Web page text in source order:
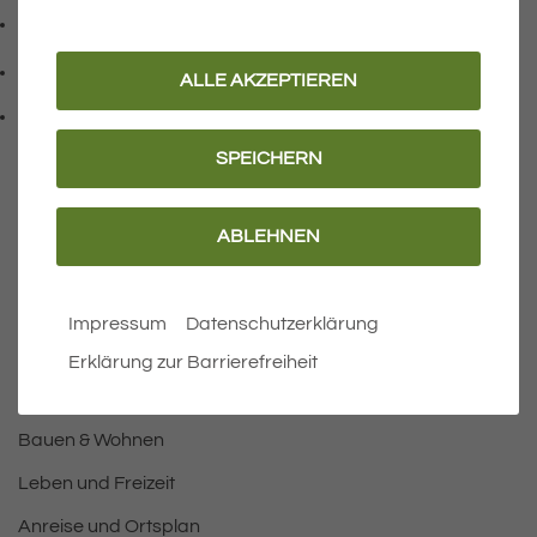
info@eriskirch.de
E-Mail Adresse: info@eriskirch.de
Adresse:
Wichtige Links
Öffnungszeiten Rathaus
Bauen & Wohnen
Leben und Freizeit
Anreise und Ortsplan
ALLE AKZEPTIEREN
SPEICHERN
ABLEHNEN
Impressum
Datenschutzerklärung
Erklärung zur Barrierefreiheit